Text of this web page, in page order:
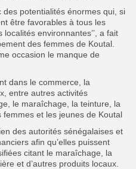
des potentialités énormes qui, si
être favorables à tous les
environnantes’’, a fait
des femmes de Koutal.
occasion le manque de
dans le commerce, la
entre autres activités
le maraîchage, la teinture, la
et les jeunes de Koutal
des autorités sénégalaises et
afin qu’elles puissent
citant le maraîchage, la
et d’autres produits locaux.